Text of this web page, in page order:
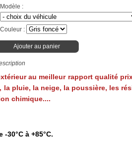
Modèle :
Couleur :
Ajouter au panier
au meilleur rapport qualité
pluie, la neige, la poussière, les
chimique....
30°C à +85°C.